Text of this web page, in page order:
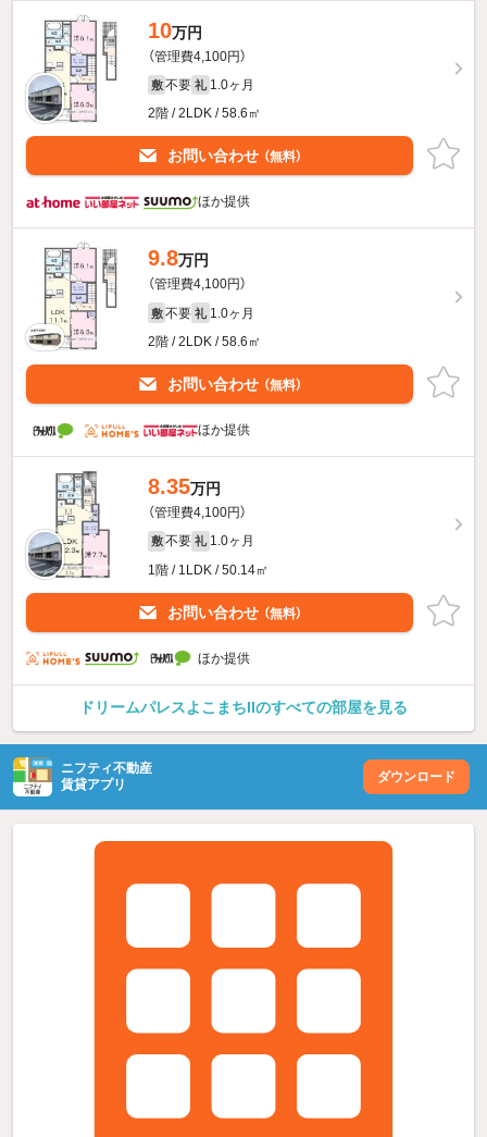
10万円
（管理費4,100円）
敷 不要 礼 1.0ヶ月
2階 / 2LDK / 58.6㎡
お問い合わせ （無料）
ほか提供
9.8万円
（管理費4,100円）
敷 不要 礼 1.0ヶ月
2階 / 2LDK / 58.6㎡
お問い合わせ （無料）
ほか提供
8.35万円
（管理費4,100円）
敷 不要 礼 1.0ヶ月
1階 / 1LDK / 50.14㎡
お問い合わせ （無料）
ほか提供
ドリームパレスよこまちIIのすべての部屋を見る
ニフティ不動産
賃貸アプリ
ダウンロード